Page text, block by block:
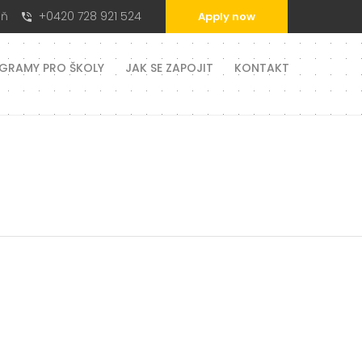
Apply now
+0420 728 921 524
PRO ŠKOLY JAK SE ZAPOJIT KONTAKT